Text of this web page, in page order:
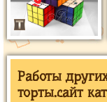
Работы
торты.сайт